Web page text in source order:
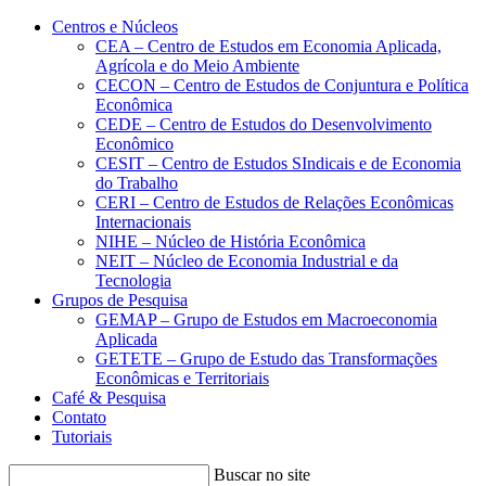
Conteúdo principal Menu principal
Centros e Núcleos
CEA – Centro de Estudos em Economia Aplicada,
Agrícola e do Meio Ambiente
CECON – Centro de Estudos de Conjuntura e Política
Econômica
CEDE – Centro de Estudos do Desenvolvimento
Econômico
CESIT – Centro de Estudos SIndicais e de Economia
do Trabalho
CERI – Centro de Estudos de Relações Econômicas
Internacionais
NIHE – Núcleo de História Econômica
NEIT – Núcleo de Economia Industrial e da
Tecnologia
Grupos de Pesquisa
GEMAP – Grupo de Estudos em Macroeconomia
Aplicada
GETETE – Grupo de Estudo das Transformações
Econômicas e Territoriais
Café & Pesquisa
Contato
Tutoriais
Buscar no site